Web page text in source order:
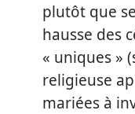
plutôt que
hausse des
« uniques »
religieuse
mariées à